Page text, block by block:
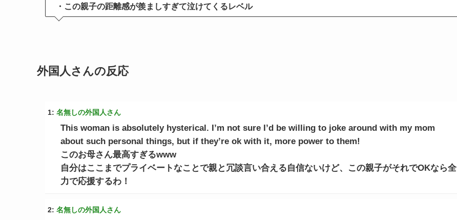
・この親子の距離感が羨ましすぎて泣けてくるレベル
外国人さんの反応
1: 名無しの外国人さん
This woman is absolutely hysterical. I’m not sure I’d be willing to joke around with my mom
about such personal things, but if they’re ok with it, more power to them!
このお母さん最高すぎるwww
自分はここまでプライベートなことで親と冗談言い合える自信ないけど、この親子がそれでOKなら全
力で応援するわ！
2: 名無しの外国人さん